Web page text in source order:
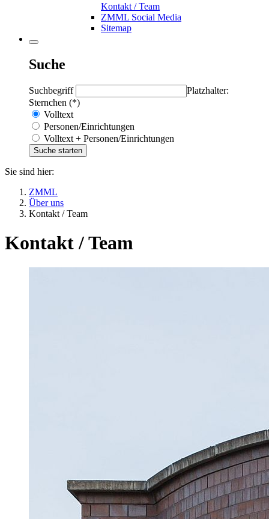
Kontakt / Team
ZMML Social Media
Sitemap
Suche
Suchbegriff
Platzhalter:
Sternchen (*)
Volltext
Personen/Einrichtungen
Volltext + Personen/Einrichtungen
Sie sind hier:
ZMML
Über uns
Kontakt / Team
Kontakt / Team